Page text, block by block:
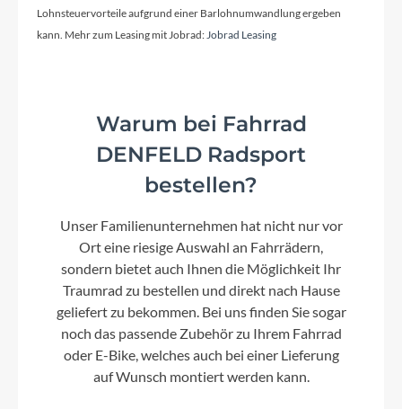
Glocke
CUBE Comfort City Stem, 31.8mm
Rahmentyp
2024
Hinterrad Nabe
Lohnsteuervorteile aufgrund einer Barlohnumwandlung ergeben
kann. Mehr zum Leasing mit Jobrad:Jobrad Leasing
Warum bei Fahrrad
DENFELD Radsport
bestellen?
Unser Familienunternehmen hat nicht nur vor
Ort eine riesige Auswahl an Fahrrädern,
sondern bietet auch Ihnen die Möglichkeit Ihr
Traumrad zu bestellen und direkt nach Hause
geliefert zu bekommen. Bei uns finden Sie sogar
noch das passende Zubehör zu Ihrem Fahrrad
oder E-Bike, welches auch bei einer Lieferung
auf Wunsch montiert werden kann.